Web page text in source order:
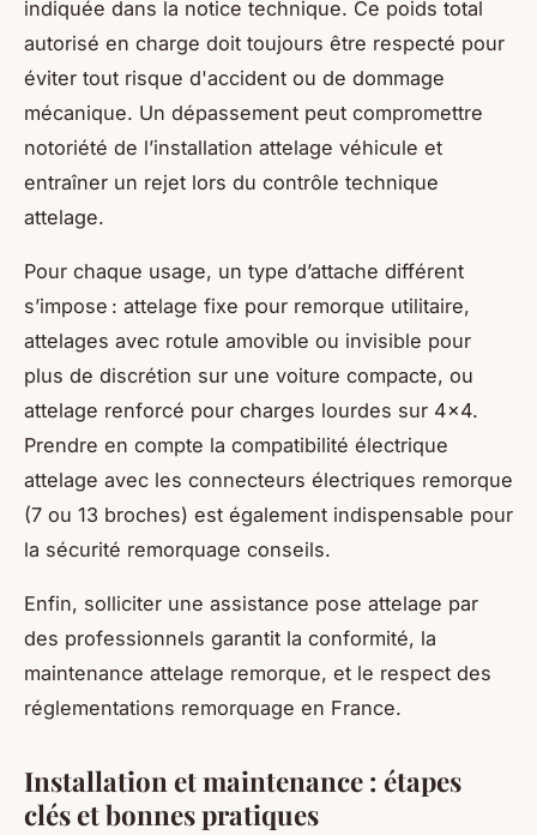
indiquée dans la notice technique. Ce poids total
autorisé en charge doit toujours être respecté pour
éviter tout risque d'accident ou de dommage
mécanique. Un dépassement peut compromettre
notoriété de l’installation attelage véhicule et
entraîner un rejet lors du contrôle technique
attelage.
Pour chaque usage, un type d’attache différent
s’impose : attelage fixe pour remorque utilitaire,
attelages avec rotule amovible ou invisible pour
plus de discrétion sur une voiture compacte, ou
attelage renforcé pour charges lourdes sur 4x4.
Prendre en compte la compatibilité électrique
attelage avec les connecteurs électriques remorque
(7 ou 13 broches) est également indispensable pour
la sécurité remorquage conseils.
Enfin, solliciter une assistance pose attelage par
des professionnels garantit la conformité, la
maintenance attelage remorque, et le respect des
réglementations remorquage en France.
Installation et maintenance : étapes
clés et bonnes pratiques